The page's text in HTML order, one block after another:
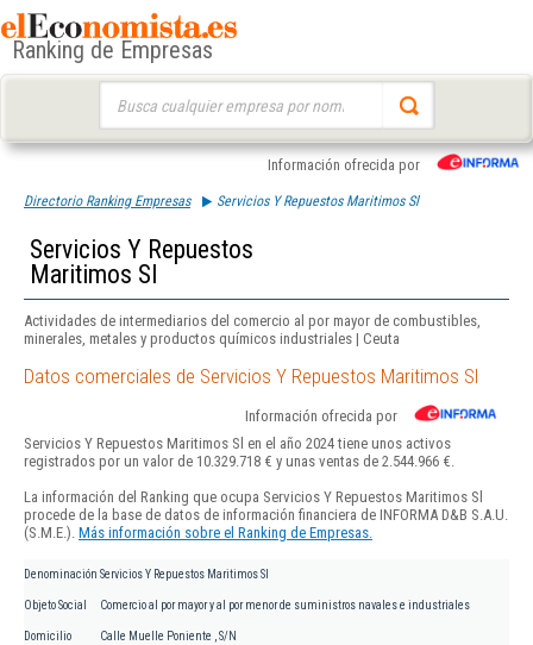
Ranking de Empresas
Información ofrecida por
Directorio Ranking Empresas Servicios Y Repuestos Maritimos Sl
Servicios Y Repuestos
Maritimos Sl
Actividades de intermediarios del comercio al por mayor de combustibles,
minerales, metales y productos químicos industriales | Ceuta
Datos comerciales de Servicios Y Repuestos Maritimos Sl
Información ofrecida por
Servicios Y Repuestos Maritimos Sl en el año 2024 tiene unos activos
registrados por un valor de 10.329.718 € y unas ventas de 2.544.966 €.
La información del Ranking que ocupa Servicios Y Repuestos Maritimos Sl
procede de la base de datos de información financiera de INFORMA D&B S.A.U.
(S.M.E.). Más información sobre el Ranking de Empresas.
Denominación Servicios Y Repuestos Maritimos Sl
Objeto Social Comercio al por mayor y al por menor de suministros navales e industriales
Domicilio
Calle Muelle Poniente , S/N